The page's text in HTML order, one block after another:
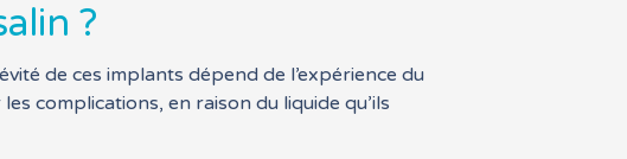
?
de ces implants dépend de l’expérience du
complications, en raison du liquide qu’ils